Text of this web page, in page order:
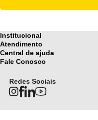
Institucional
Sobre Nós
Nossas Lojas
Privacidade e Segurança
Termos e Condições
Atendimento
Formas de pagamento
Regulamentos
Central de ajuda
Fale Conosco
Frete e Entrega
Troca e Devoluções
Fale Conosco
(085) 3214-7900
Segunda a Sexta: 08h as 18h |
Sábado : 08h ás 12h
Redes Sociais